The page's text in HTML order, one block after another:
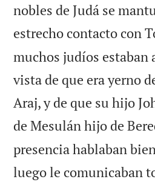
nobles de Judá se
estrecho contacto con
muchos judíos estaban
vista de que era yerno
Araj, y de que su hijo
de Mesulán hijo de
presencia hablaban
luego le comunicaban